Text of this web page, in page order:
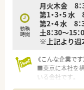
■大手企業で働
勤務
時間
月火木金 8：
第1・3・5 水
第2・4 水 8：
土8：30～15：
※上記より週
《こんな企業です
■東京に本社を
いる会社です。